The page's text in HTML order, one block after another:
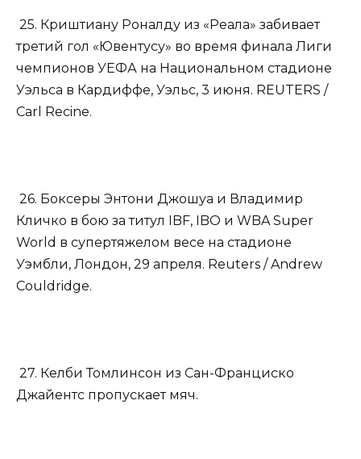
25. Криштиану Роналду из «Реала» забивает
третий гол «Ювентусу» во время финала Лиги
чемпионов УЕФА на Национальном стадионе
Уэльса в Кардиффе, Уэльс, 3 июня. REUTERS /
Carl Recine.
26. Боксеры Энтони Джошуа и Владимир
Кличко в бою за титул IBF, IBO и WBA Super
World в супертяжелом весе на стадионе
Уэмбли, Лондон, 29 апреля. Reuters / Andrew
Couldridge.
27. Келби Томлинсон из Сан-Франциско
Джайентс пропускает мяч.